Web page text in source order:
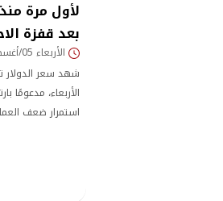
بعد قفزة
الأربعاء 05/أغسطس/2026 - 11:37 ص
شهد سعر الدولار
الأربعاء، مدعومًا
استمرار ضعف